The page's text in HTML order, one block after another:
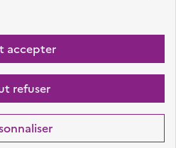
accepter
refuser
instagramlinkedin